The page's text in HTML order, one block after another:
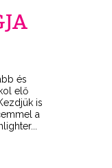
és
elő
is
a